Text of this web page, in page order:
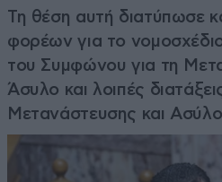
Τη θέση αυτή διατύπωσε
φορέων για το
του Συμφώνου για τη
Άσυλο και λοιπές
Μετανάστευσης και